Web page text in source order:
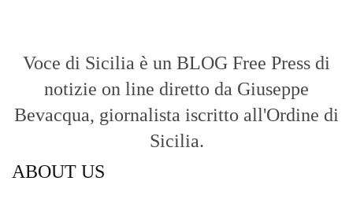
Voce di Sicilia è un BLOG Free Press di
notizie on line diretto da Giuseppe
Bevacqua, giornalista iscritto all'Ordine di
Sicilia.
ABOUT US